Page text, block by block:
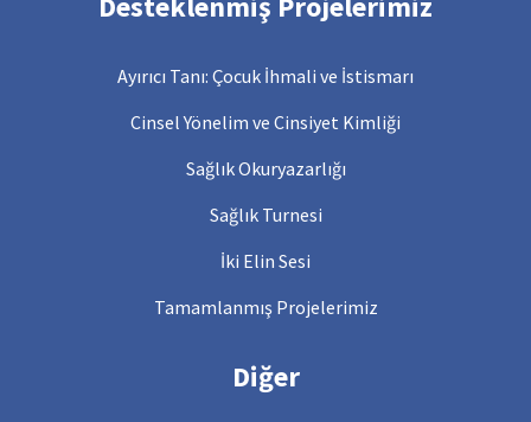
Ayırıcı Tanı: Çocuk İhmali ve İstismarı
Cinsel Yönelim ve Cinsiyet Kimliği
Sağlık Okuryazarlığı
Sağlık Turnesi
İki Elin Sesi
Tamamlanmış Projelerimiz
Diğer